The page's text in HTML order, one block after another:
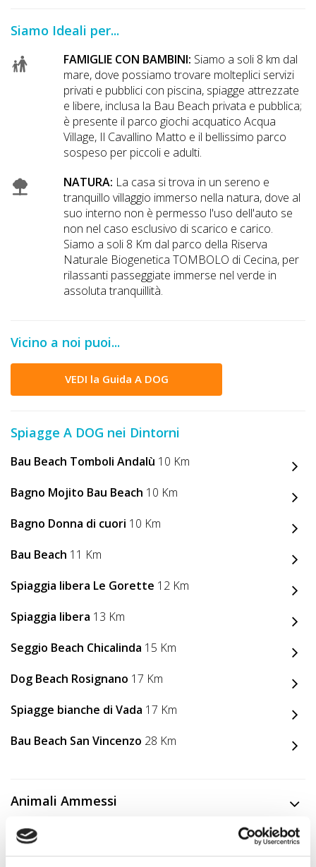
Siamo Ideali per...
FAMIGLIE CON BAMBINI: Siamo a soli 8 km dal
mare, dove possiamo trovare molteplici servizi
privati e pubblici con piscina, spiagge attrezzate
e libere, inclusa la Bau Beach privata e pubblica;
è presente il parco giochi acquatico Acqua
Village, Il Cavallino Matto e il bellissimo parco
sospeso per piccoli e adulti.
NATURA: La casa si trova in un sereno e
tranquillo villaggio immerso nella natura, dove al
suo interno non è permesso l'uso dell'auto se
non nel caso esclusivo di scarico e carico.
Siamo a soli 8 Km dal parco della Riserva
Naturale Biogenetica TOMBOLO di Cecina, per
rilassanti passeggiate immerse nel verde in
assoluta tranquillità.
Vicino a noi puoi...
VEDI la Guida A DOG
Spiagge A DOG nei Dintorni
Bau Beach Tomboli Andalù 10 Km
Bagno Mojito Bau Beach 10 Km
Bagno Donna di cuori 10 Km
Bau Beach 11 Km
Spiaggia libera Le Gorette 12 Km
Spiaggia libera 13 Km
Seggio Beach Chicalinda 15 Km
Dog Beach Rosignano 17 Km
Spiagge bianche di Vada 17 Km
Bau Beach San Vincenzo 28 Km
Animali Ammessi
Servizi per Animali